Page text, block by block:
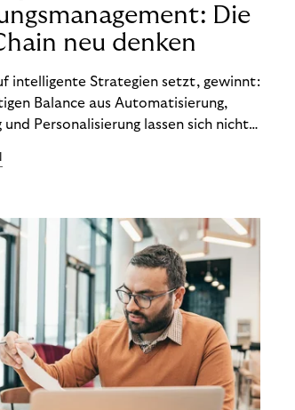
Die
neu denken
intelligente Strategien setzt, gewinnt:
Balance aus Automatisierung,
und Personalisierung lassen sich nicht
Riverty zeigt, wie Recovery-